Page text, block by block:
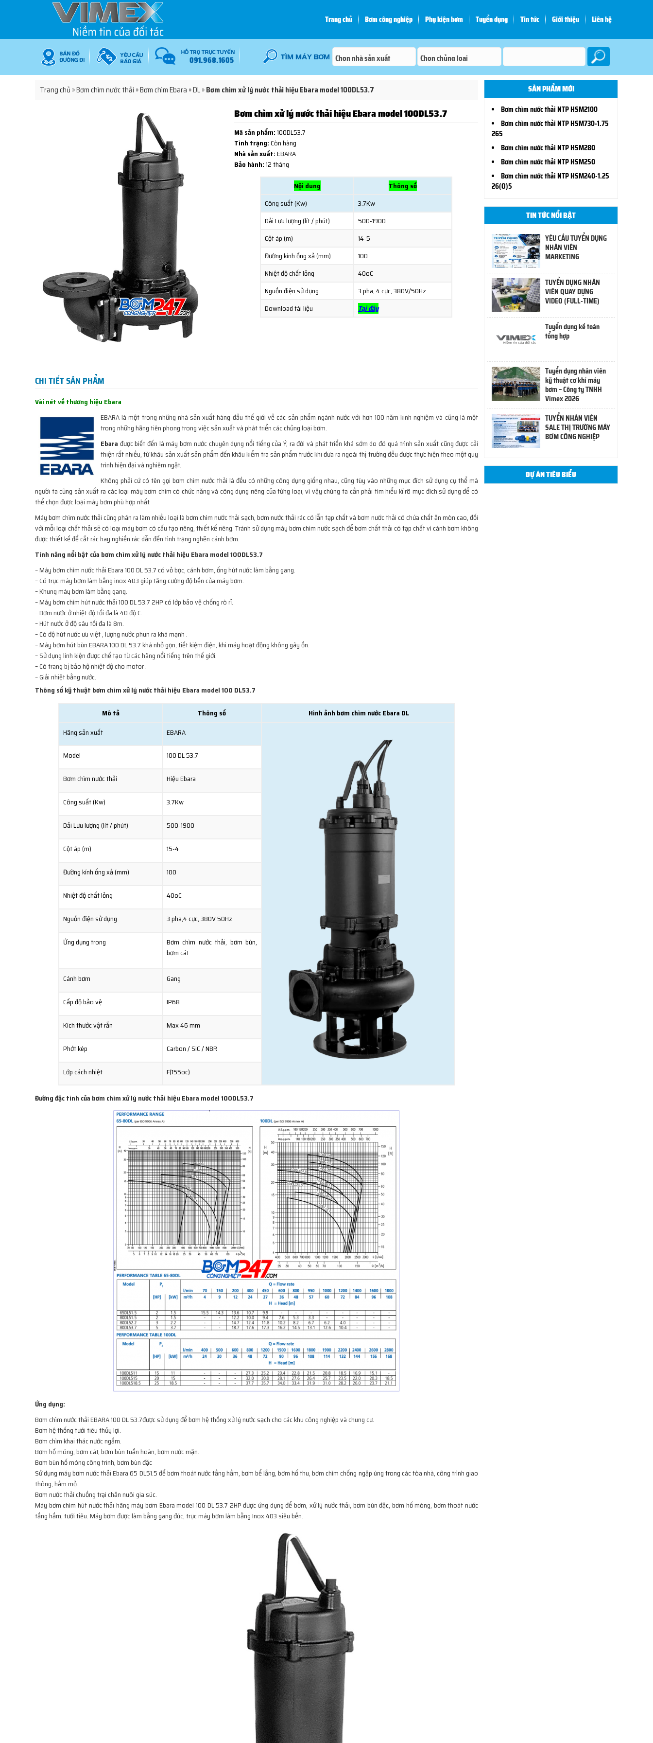
Trang chủ Bơm công nghiệp Phụ kiện bơm Tuyển dụng Tin tức Giới thiệu Liên hệ
091.968.1605
Trang chủ »Bơm chìm nước thải »Bơm chìm Ebara »DL»Bơm chìm xử lý nước thải hiệu Ebara model 100DL53.7
Bơm chìm xử lý nước thải hiệu Ebara model 100DL53.7
Mã sản phẩm:100DL53.7
Tình trạng:Còn hàng
Nhà sản xuất:EBARA
Bảo hành:12 tháng
Nội dung
Thông số
Công suất (Kw)
3.7Kw
Dải Lưu lượng (lít / phút)
500-1900
Cột áp (m)
14-5
Đường kính ống xả (mm)
100
Nhiệt độ chất lỏng
40oC
Nguồn điện sử dụng
3 pha, 4 cực, 380V/50Hz
Download tài liệu
Tại đây
CHI TIẾT SẢN PHẨM
Vài nét về thương hiệu Ebara
EBARA là một trong những nhà sản xuất hàng đầu thế giới về các sản phẩm ngành nước với hơn 100 năm kinh nghiệm và cũng là một
trong những hãng tiên phong trong việc sản xuất và phát triển các chủng loại bơm.
Ebara được biết đến là máy bơm nước chuyên dụng nổi tiếng của Ý, ra đời và phát triển khá sớm do đó quá trình sản xuất cũng được cải
thiện rất nhiều, từ khâu sản xuất sản phẩm đến khâu kiểm tra sản phẩm trước khi đưa ra ngoài thị trường đều được thực hiện theo một quy
trình hiện đại và nghiêm ngặt.
Không phải cứ có tên gọi bơm chìm nước thải là đều có những công dụng giống nhau, cũng tùy vào những mục đích sử dụng cụ thể mà
người ta cũng sản xuất ra các loại máy bơm chìm có chức năng và công dụng riêng của từng loại, vì vậy chúng ta cần phải tìm hiểu kĩ rõ mục đích sử dụng để có
thể chọn được loại máy bơm phù hợp nhất.
Máy bơm chìm nước thải cũng phân ra làm nhiều loại là bơm chìm nước thải sạch, bơm nước thải rác có lẫn tạp chất và bơm nước thải có chứa chất ăn mòn cao, đối
với mỗi loại chất thải sẽ có loại máy bơm có cấu tạo riêng, thiết kế riêng. Tránh sử dụng máy bơm chìm nước sạch để bơm chất thải có tạp chất vì cánh bơm không
được thiết kế để cắt rác hay nghiền rác dẫn đến tình trạng nghẽn cánh bơm.
Tính năng nổi bật của bơm chìm xử lý nước thải hiệu Ebara model 100DL53.7
– Máy bơm chìm nước thải Ebara 100 DL 53.7 có vỏ bọc, cánh bơm, ống hút nước làm bằng gang.
– Có trục máy bơm làm bằng inox 403 giúp tăng cường độ bền của máy bơm.
– Khung máy bơm làm bằng gang.
– Máy bơm chìm hút nước thải 100 DL 53.7 2HP có lớp bảo vệ chống rò rỉ.
– Bơm nước ở nhiệt độ tối đa là 40 độ C.
– Hút nước ở độ sâu tối đa là 8m.
– Có độ hút nước ưu việt , lượng nước phun ra khá mạnh .
– Máy bơm hút bùn EBARA 100 DL 53.7 khá nhỏ gọn, tiết kiệm điện, khi máy hoạt động không gây ồn.
– Sử dụng linh kiện được chế tạo từ các hãng nổi tiếng trên thế giới.
– Có trang bị bảo hộ nhiệt độ cho motor .
– Giải nhiệt bằng nước.
Thông số kỹ thuật bơm chìm xử lý nước thải hiệu Ebara model 100 DL53.7
Mô tả Thông số
Hình ảnh bơm chìm nước Ebara DL
Hãng sản xuất
EBARA
Model 100 DL 53.7
Bơm chìm nước thải Hiệu Ebara
Công suất (Kw) 3.7Kw
Dải Lưu lượng (lít / phút) 500-1900
Cột áp (m) 15-4
Đường kính ống xả (mm) 100
Nhiệt độ chất lỏng 40oC
Nguồn điện sử dụng 3 pha,4 cực, 380V 50Hz
Ứng dụng trong
Bơm chìm nước thải, bơm bùn,
bơm cát
Cánh bơm Gang
Cấp độ bảo vệ IP68
Kích thước vật rắn Max 46 mm
Phớt kép Carbon / SiC / NBR
Lớp cách nhiệt F(155oc)
Đường đặc tính của bơm chìm xử lý nước thải hiệu Ebara model 100DL53.7
Ứng dụng:
Bơm chìm nước thải EBARA 100 DL 53.7được sử dụng để bơm hệ thống xử lý nước sạch cho các khu công nghiệp và chung cư.
Bơm hệ thống tưới tiêu thủy lợi.
Bơm chìm khai thác nước ngầm.
Bơm hố móng, bơm cát, bơm bùn tuần hoàn, bơm nước mặn.
Bơm bùn hố móng công trinh, bơm bùn đặc
Sử dụng máy bơm nước thải Ebara 65 DL51.5 để bơm thoát nước tầng hầm, bơm bể lắng, bơm hố thu, bơm chìm chống ngập úng trong các tòa nhà, công trình giao
thông, hầm mỏ.
Bơm nước thải chuồng trại chăn nuôi gia súc.
Máy bơm chìm hút nước thải hãng máy bơm Ebara model 100 DL 53.7 2HP được ứng dụng để bơm, xử lý nước thải, bơm bùn đặc, bơm hố móng, bơm thoát nước
tầng hầm, tưới tiêu. Máy bơm được làm bằng gang đúc, trục máy bơm làm bằng Inox 403 siêu bền.
SẢN PHẨM MỚI
Bơm chìm nước thải NTP HSM2100
Bơm chìm nước thải NTP HSM730-1.75
265
Bơm chìm nước thải NTP HSM280
Bơm chìm nước thải NTP HSM250
Bơm chìm nước thải NTP HSM240-1.25
26(O)5
TIN TỨC NỔI BẬT
YÊU CẦU TUYỂN DỤNG
NHÂN VIÊN
MARKETING
TUYỂN DỤNG NHÂN
VIÊN QUAY DỰNG
VIDEO (FULL-TIME)
Tuyển dụng kế toán
tổng hợp
Tuyển dụng nhân viên
kỹ thuật cơ khí máy
bơm – Công ty TNHH
Vimex 2026
TUYỂN NHÂN VIÊN
SALE THỊ TRƯỜNG MÁY
BƠM CÔNG NGHIỆP
DỰ ÁN TIÊU BIỂU